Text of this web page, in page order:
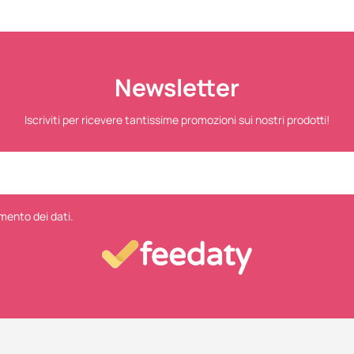
Newsletter
Iscriviti per ricevere tantissime promozioni sui nostri prodotti!
dei dati.